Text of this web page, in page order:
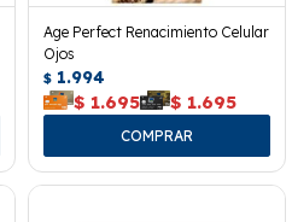
Age Perfect Renacimiento Celular
Ojos
$ 1.994
$ 1.695 $ 1.695